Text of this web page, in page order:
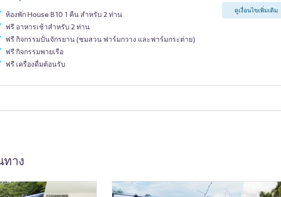
ห้องพัก House B10 1 คืน สำหรับ 2 ท่าน
ฟรี อาหารเช้าสำหรับ 2 ท่าน
ฟรี กิจกรรมปั่นจักรยาน (ชมสวน ฟาร์มกวาง และฟาร์มกระต่าย)
ฟรี กิจกรรมพายเรือ
ฟรี เครื่องดื่มต้อนรับ
ดูเงื่อนไขเพิ่มเติม
าง